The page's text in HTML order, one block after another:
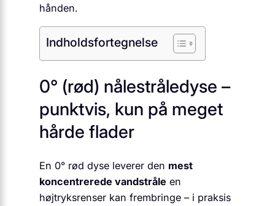
hånden.
Indholdsfortegnelse
0° (rød) nålestråledyse –
punktvis, kun på meget
hårde flader
En 0° rød dyse leverer den mest
koncentrerede vandstråle en
højtryksrenser kan frembringe – i praksis